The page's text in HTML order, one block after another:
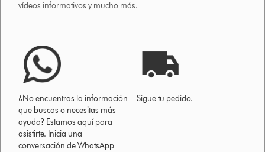
vídeos informativos y mucho más.
¿No encuentras la información
que buscas o necesitas más
ayuda? Estamos aquí para
asistirte. Inicia una
conversación de WhatsApp
Sigue tu pedido.